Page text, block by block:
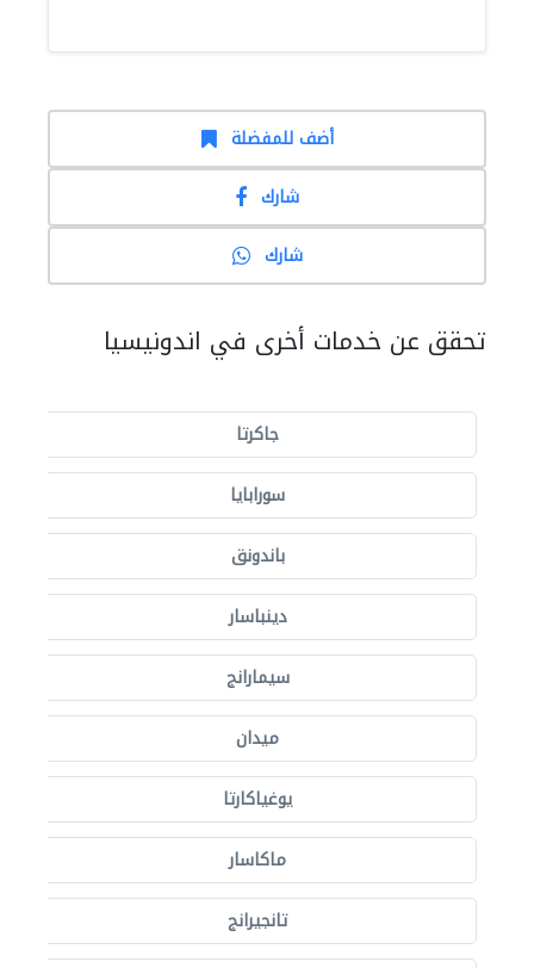
أضف للمفضلة
شارك
شارك
تحقق عن خدمات أخرى في اندونيسيا
جاكرتا
سورابايا
باندونق
دينباسار
سيمارانج
ميدان
يوغياكارتا
ماكاسار
تانجيرانج